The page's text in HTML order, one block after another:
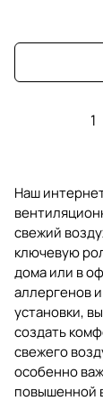
1
Наш
свежий
ключевую
дома или в
аллергенов
установки,
создать
свежего
особенно
повышенной